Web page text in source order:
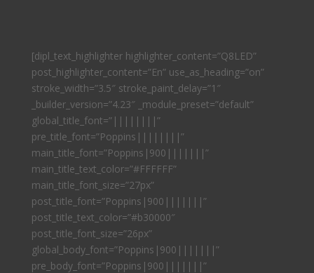
[dipl_text_highlighter highlighter_content=”Q8LED”
post_highlighter_content=”En” use_as_heading=”on”
stroke_width=”3.5″ stroke_paint_delay=”1″
_builder_version=”4.23″ _module_preset=”default”
global_title_font=”||||||||”
pre_title_font=”Poppins||||||||”
main_title_font=”Poppins|900|||||||”
main_title_text_color=”#FFFFFF”
main_title_font_size=”27px”
post_title_font=”Poppins|900|||||||”
post_title_text_color=”#b30000″
post_title_font_size=”26px”
global_body_font=”Poppins|900|||||||”
pre_body_font=”Poppins|900|||||||”